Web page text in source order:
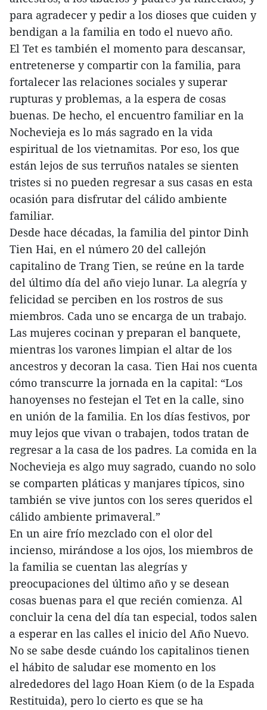
para agradecer y pedir a los dioses que cuiden y
bendigan a la familia en todo el nuevo año.
El Tet es también el momento para descansar,
entretenerse y compartir con la familia, para
fortalecer las relaciones sociales y superar
rupturas y problemas, a la espera de cosas
buenas. De hecho, el encuentro familiar en la
Nochevieja es lo más sagrado en la vida
espiritual de los vietnamitas. Por eso, los que
están lejos de sus terruños natales se sienten
tristes si no pueden regresar a sus casas en esta
ocasión para disfrutar del cálido ambiente
familiar.
Desde hace décadas, la familia del pintor Dinh
Tien Hai, en el número 20 del callejón
capitalino de Trang Tien, se reúne en la tarde
del último día del año viejo lunar. La alegría y
felicidad se perciben en los rostros de sus
miembros. Cada uno se encarga de un trabajo.
Las mujeres cocinan y preparan el banquete,
mientras los varones limpian el altar de los
ancestros y decoran la casa. Tien Hai nos cuenta
cómo transcurre la jornada en la capital: “Los
hanoyenses no festejan el Tet en la calle, sino
en unión de la familia. En los días festivos, por
muy lejos que vivan o trabajen, todos tratan de
regresar a la casa de los padres. La comida en la
Nochevieja es algo muy sagrado, cuando no solo
se comparten pláticas y manjares típicos, sino
también se vive juntos con los seres queridos el
cálido ambiente primaveral.”
En un aire frío mezclado con el olor del
incienso, mirándose a los ojos, los miembros de
la familia se cuentan las alegrías y
preocupaciones del último año y se desean
cosas buenas para el que recién comienza. Al
concluir la cena del día tan especial, todos salen
a esperar en las calles el inicio del Año Nuevo.
No se sabe desde cuándo los capitalinos tienen
el hábito de saludar ese momento en los
alrededores del lago Hoan Kiem (o de la Espada
Restituida), pero lo cierto es que se ha